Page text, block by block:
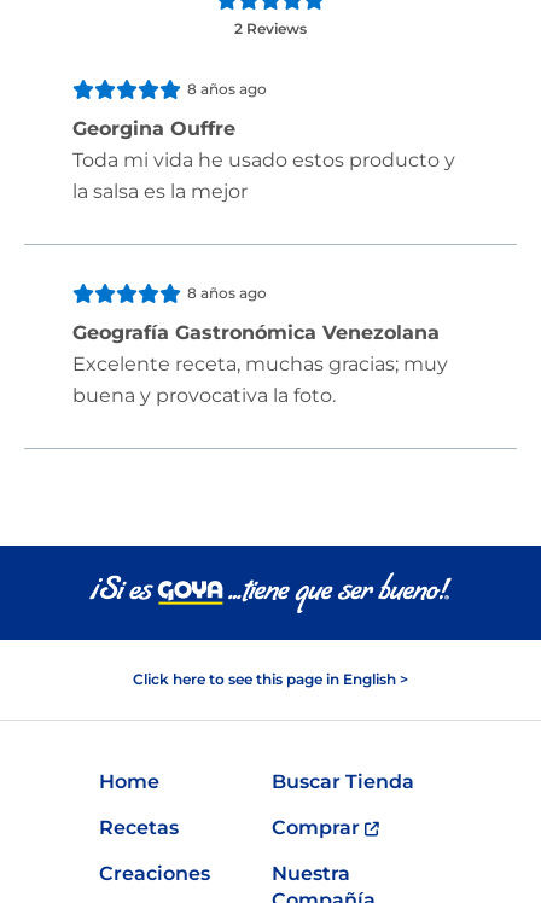
2 Reviews
8 años ago
Georgina Ouffre
Toda mi vida he usado estos producto y
la salsa es la mejor
8 años ago
Geografía Gastronómica Venezolana
Excelente receta, muchas gracias; muy
buena y provocativa la foto.
Click here to see this page in English >
Home
Buscar Tienda
Recetas
Comprar
Creaciones
Nuestra